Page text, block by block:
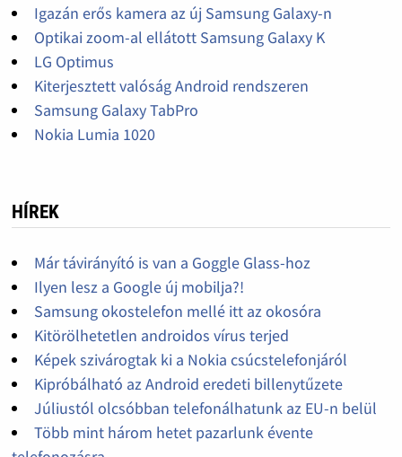
Igazán erős kamera az új Samsung Galaxy-n
Optikai zoom-al ellátott Samsung Galaxy K
LG Optimus
Kiterjesztett valóság Android rendszeren
Samsung Galaxy TabPro
Nokia Lumia 1020
HÍREK
Már távirányító is van a Goggle Glass-hoz
Ilyen lesz a Google új mobilja?!
Samsung okostelefon mellé itt az okosóra
Kitörölhetetlen androidos vírus terjed
Képek szivárogtak ki a Nokia csúcstelefonjáról
Kipróbálható az Android eredeti billenytűzete
Júliustól olcsóbban telefonálhatunk az EU-n belül
Több mint három hetet pazarlunk évente